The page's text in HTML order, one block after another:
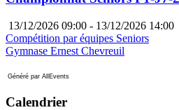
13/12/2026 09:00 - 13/12/2026 14:00
Compétition par équipes Seniors
Gymnase Ernest Chevreuil
Généré par AllEvents
Calendrier